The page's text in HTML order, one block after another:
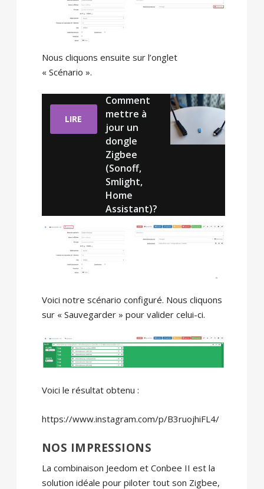
Nous cliquons ensuite sur l’onglet
« Scénario ».
LIRE
Comment
mettre à
jour un
dongle
Zigbee
(Sonoff,
Smlight,
Home
Assistant)?
Voici notre scénario configuré. Nous cliquons
sur « Sauvegarder » pour valider celui-ci.
Voici le résultat obtenu :
https://www.instagram.com/p/B3ruojhiFL4/
NOS IMPRESSIONS
La combinaison Jeedom et Conbee II est la
solution idéale pour piloter tout son Zigbee,